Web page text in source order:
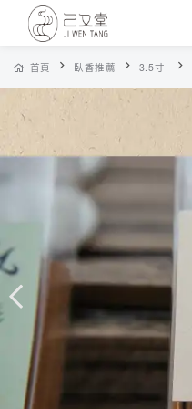
首頁 臥香推薦 3.5寸